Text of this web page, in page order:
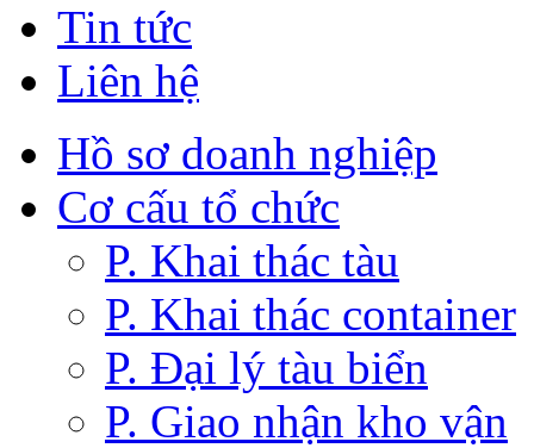
Tin tức
Liên hệ
Hồ sơ doanh nghiệp
Cơ cấu tổ chức
P. Khai thác tàu
P. Khai thác container
P. Đại lý tàu biển
P. Giao nhận kho vận